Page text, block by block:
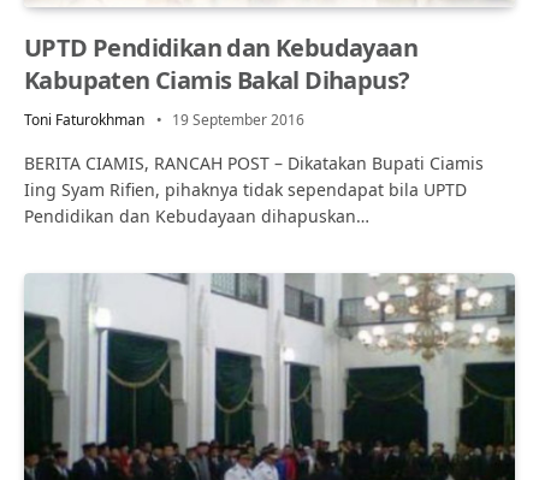
UPTD Pendidikan dan Kebudayaan
Kabupaten Ciamis Bakal Dihapus?
Toni Faturokhman 19 September 2016
BERITA CIAMIS, RANCAH POST – Dikatakan Bupati Ciamis
Iing Syam Rifien, pihaknya tidak sependapat bila UPTD
Pendidikan dan Kebudayaan dihapuskan…